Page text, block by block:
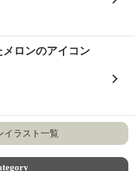
メロンのアイコン
イラスト一覧